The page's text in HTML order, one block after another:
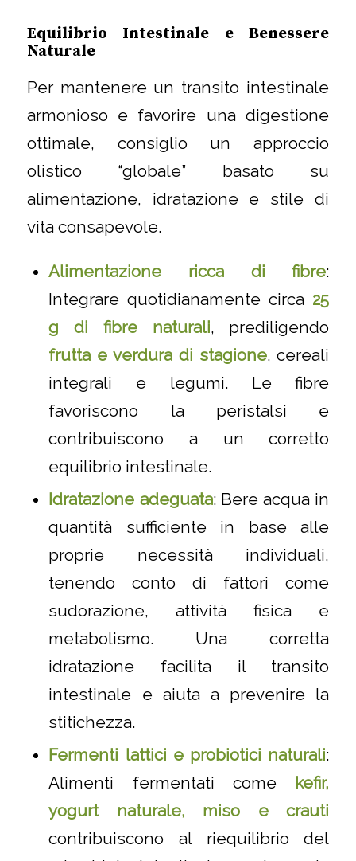
Equilibrio Intestinale e Benessere
Naturale
Per mantenere un transito intestinale
armonioso e favorire una digestione
ottimale, consiglio un approccio
olistico “globale” basato su
alimentazione, idratazione e stile di
vita consapevole.
Alimentazione ricca di fibre:
Integrare quotidianamente circa 25
g di fibre naturali, prediligendo
frutta e verdura di stagione, cereali
integrali e legumi. Le fibre
favoriscono la peristalsi e
contribuiscono a un corretto
equilibrio intestinale.
Idratazione adeguata: Bere acqua in
quantità sufficiente in base alle
proprie necessità individuali,
tenendo conto di fattori come
sudorazione, attività fisica e
metabolismo. Una corretta
idratazione facilita il transito
intestinale e aiuta a prevenire la
stitichezza.
Fermenti lattici e probiotici naturali:
Alimenti fermentati come kefir,
yogurt naturale, miso e crauti
contribuiscono al riequilibrio del